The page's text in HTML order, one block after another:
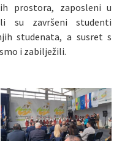
prostora, zaposleni u
su završeni studenti
studenata, a susret s
i zabilježili.